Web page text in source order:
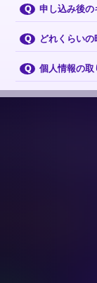
Q 申し込み後の
Q どれくらい
Q 個人情報の取